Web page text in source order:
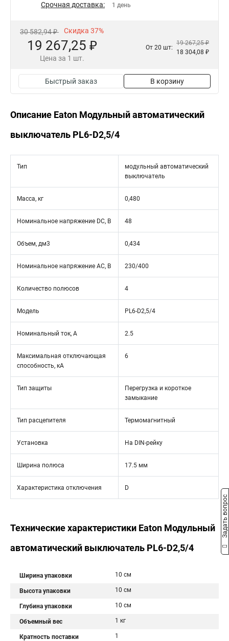
Срочная доставка: 1 день
30 582,94 ₽ Скидка 37%
19 267,25 ₽
Цена за 1 шт.
От 20 шт:
19 267,25 ₽
18 304,08 ₽
Быстрый заказ В корзину
Описание Eaton Модульный автоматический
выключатель PL6-D2,5/4
Тип
модульный автоматический
выключатель
Масса, кг 0,480
Номинальное напряжение DC, В 48
Объем, дм3 0,434
Номинальное напряжение АС, В 230/400
Количество полюсов 4
Модель PL6-D2,5/4
Номинальный ток, А 2.5
Максимальная отключающая
способность, кА
6
Тип защиты
Перегрузка и короткое
замыкание
Тип расцепителя Термомагнитный
Установка На DIN-рейку
Ширина полюса 17.5 мм
Характеристика отключения D
Технические характеристики Eaton Модульный
автоматический выключатель PL6-D2,5/4
Ширина упаковки 10 см
Высота упаковки 10 см
Глубина упаковки 10 см
Объемный вес 1 кг
Кратность поставки 1
Задать вопрос